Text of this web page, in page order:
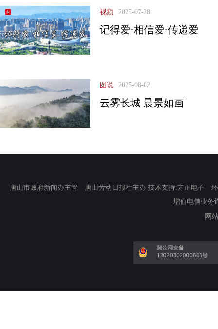
视频 2025-07-28
记得爱·相信爱·传递爱
图说 2025-08-02
云雾长城 晨景如画
唐山市政府新闻办主管 唐山劳动日报社主办 技术支持:方正电子
增值电信业务
网